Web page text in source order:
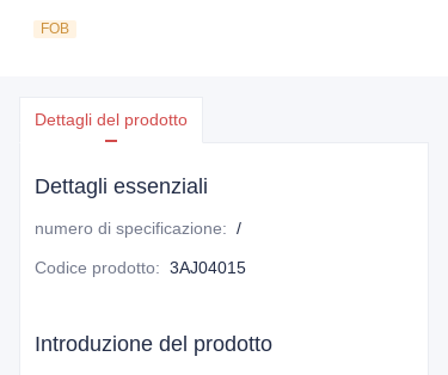
FOB
Dettagli del prodotto
Dettagli essenziali
numero di specificazione: /
Codice prodotto: 3AJ04015
Introduzione del prodotto